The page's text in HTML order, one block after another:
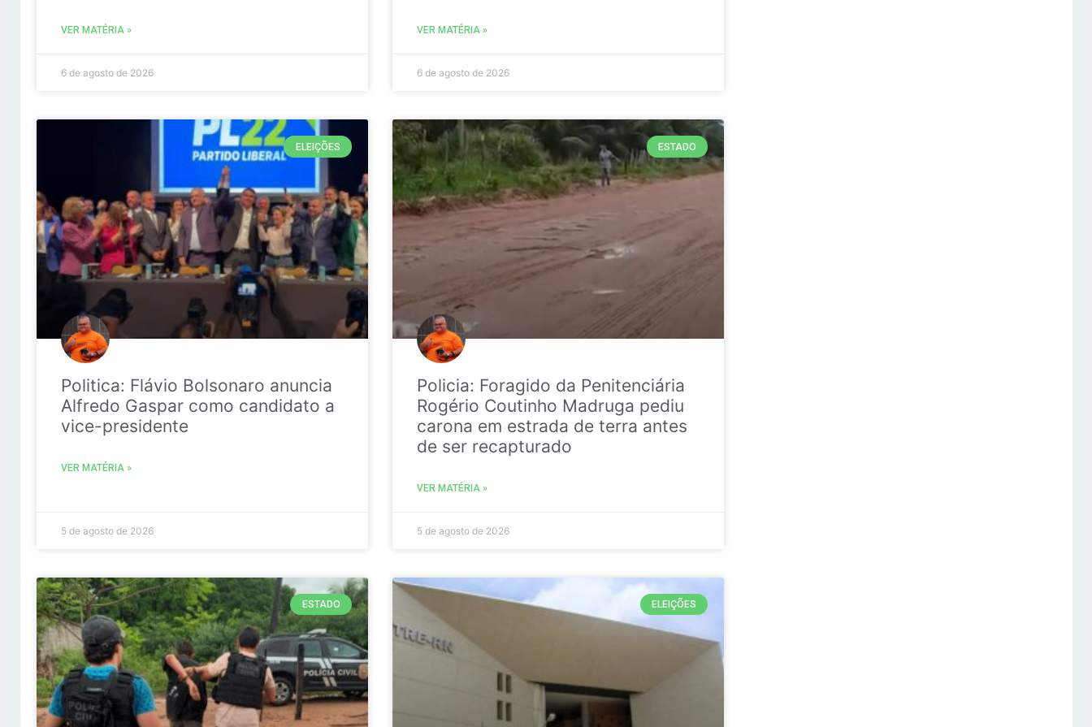
VER MATÉRIA »
6 de agosto de 2026
VER MATÉRIA »
6 de agosto de 2026
ELEIÇÕES
Politica: Flávio Bolsonaro anuncia
Alfredo Gaspar como candidato a
vice-presidente
VER MATÉRIA »
5 de agosto de 2026
ESTADO
Policia: Foragido da Penitenciária
Rogério Coutinho Madruga pediu
carona em estrada de terra antes
de ser recapturado
VER MATÉRIA »
5 de agosto de 2026
ESTADO ELEIÇÕES